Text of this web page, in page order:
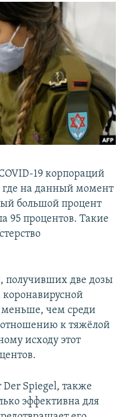
19 корпораций
где на данный момент
большой процент
95 процентов. Такие
получивших две дозы
меньше, чем среди
к тяжёлой
исходу этот
Der Spiegel, также
эффективна для